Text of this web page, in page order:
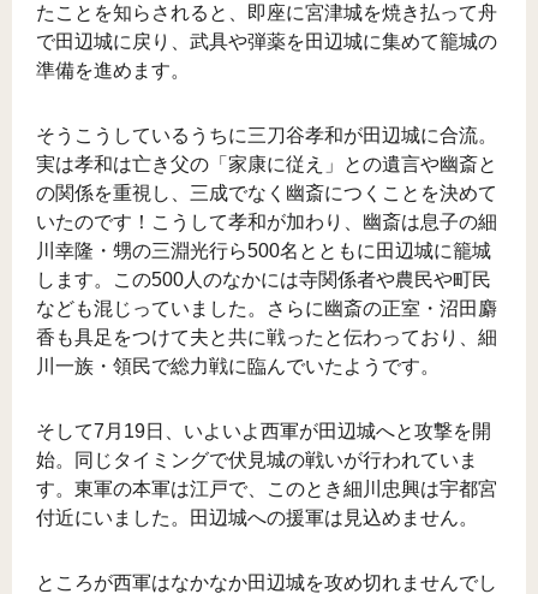
たことを知らされると、即座に宮津城を焼き払って舟
で田辺城に戻り、武具や弾薬を田辺城に集めて籠城の
準備を進めます。
そうこうしているうちに三刀谷孝和が田辺城に合流。
実は孝和は亡き父の「家康に従え」との遺言や幽斎と
の関係を重視し、三成でなく幽斎につくことを決めて
いたのです！こうして孝和が加わり、幽斎は息子の細
川幸隆・甥の三淵光行ら500名とともに田辺城に籠城
します。この500人のなかには寺関係者や農民や町民
なども混じっていました。さらに幽斎の正室・沼田麝
香も具足をつけて夫と共に戦ったと伝わっており、細
川一族・領民で総力戦に臨んでいたようです。
そして7月19日、いよいよ西軍が田辺城へと攻撃を開
始。同じタイミングで伏見城の戦いが行われていま
す。東軍の本軍は江戸で、このとき細川忠興は宇都宮
付近にいました。田辺城への援軍は見込めません。
ところが西軍はなかなか田辺城を攻め切れませんでし